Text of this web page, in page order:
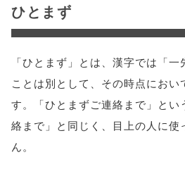
ひとまず
「ひとまず」とは、漢字では「
ことは別として、その時点にお
す。「ひとまずご連絡まで」とい
絡まで」と同じく、目上の人に
ん。